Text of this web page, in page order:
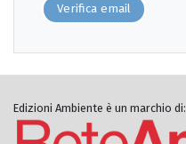
Verifica email
Edizioni Ambiente è un marchio di: